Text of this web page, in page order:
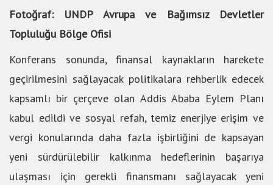
Fotoğraf: UNDP Avrupa ve Bağımsız Devletler
Topluluğu Bölge Ofisi
Konferans sonunda, finansal kaynakların harekete
geçirilmesini sağlayacak politikalara rehberlik edecek
kapsamlı bir çerçeve olan Addis Ababa Eylem Planı
kabul edildi ve sosyal refah, temiz enerjiye erişim ve
vergi konularında daha fazla işbirliğini de kapsayan
yeni sürdürülebilir kalkınma hedeflerinin başarıya
ulaşması için gerekli finansmanı sağlayacak yeni